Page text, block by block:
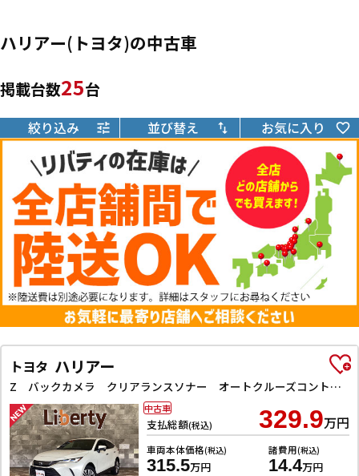
ハリアー(トヨタ)の中古車
掲載台数25台
絞り込み 並び替え お気に入り
トヨタ ハリアー
Z バックカメラ クリアランスソナー オートクルーズコントロール レーンアシスト パワーシート 衝突被害軽減システム ナビ TV オートマチックハイビーム オートライト LEDヘッドランプ 電動リアゲート
支払総額(税込) 329.9万円
車両本体価格(税込)
315.5万円
諸費用(税込)
14.4万円
中古車